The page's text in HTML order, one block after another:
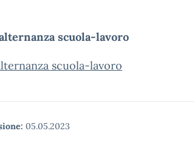
scuola-lavoro
scuola-lavoro
05.05.2023